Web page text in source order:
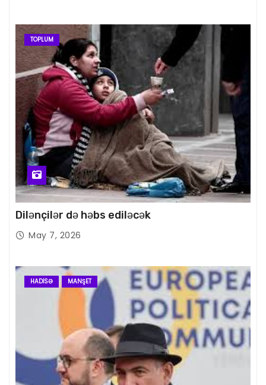
TOPLUM
Dilənçilər də həbs ediləcək
May 7, 2026
HADISƏ MANŞET